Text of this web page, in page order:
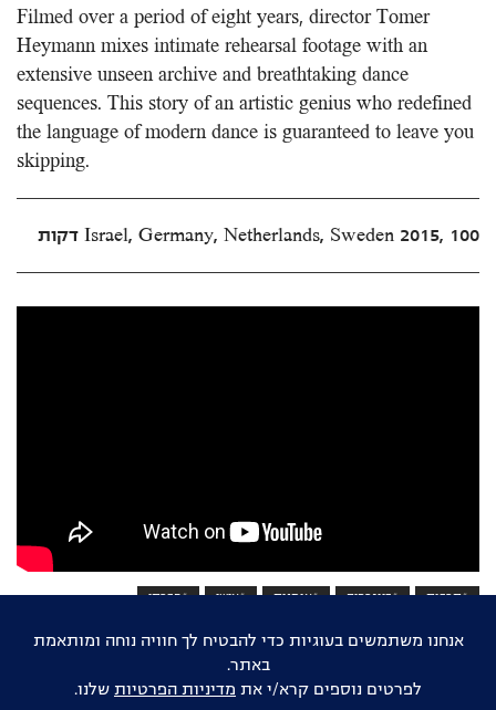
Filmed over a period of eight years, director Tomer
Heymann mixes intimate rehearsal footage with an
extensive unseen archive and breathtaking dance
sequences. This story of an artistic genius who redefined
the language of modern dance is guaranteed to leave you
skipping.
Israel, Germany, Netherlands, Sweden 2015, 100 דקות
#תרבות #ביוגרפיה #אומנות #אישי #חברתי
אוהבים דוקו ישראלי?
הישארו מעודכנים